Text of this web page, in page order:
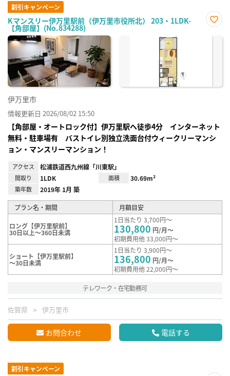
割引キャンペーン
Kマンスリー伊万里駅前（伊万里市役所北） 203・1LDK-
【角部屋】(No.834288)
に入
伊万里市
情報更新日 2026/08/02 15:50
【角部屋・オートロック付】伊万里駅へ徒歩4分 インターネット
無料・駐車場有 バストイレ別独立洗面台付ウィークリーマンシ
ョン・マンスリーマンション！
アクセス 松浦鉄道西九州線「川東駅」
間取り 1LDK 面積 30.69m²
築年数 2019年 1月 築
プラン名・期間 月額目安
ロング【伊万里駅前】
30日以上～360日未満
1日当たり 3,700円～
130,800 円/月～
初期費用他 33,000円～
ショート【伊万里駅前】
～30日未満
1日当たり 3,900円～
136,800 円/月～
初期費用他 22,000円～
テレワーク・在宅勤務可
佐賀県 伊万里市
お問合わせ 電話する
割引キャンペーン